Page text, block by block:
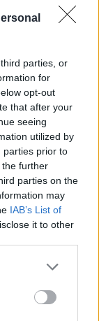
parties, or
for
opt-out
that after your
seeing
utilized by
parties prior to
further
parties on the
may
IAB’s List of
it to other
le CD sur
partition au
⇑
Vidéos
»
sans vidéo